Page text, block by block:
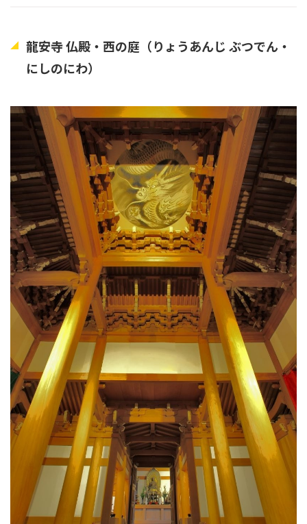
龍安寺 仏殿・西の庭（りょうあんじ ぶつでん・
にしのにわ）